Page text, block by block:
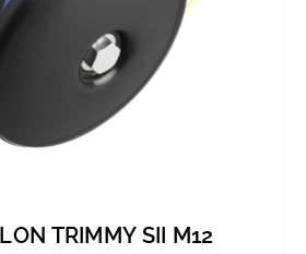
TRIMMY SII M12